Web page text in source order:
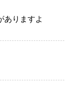
ありますよ